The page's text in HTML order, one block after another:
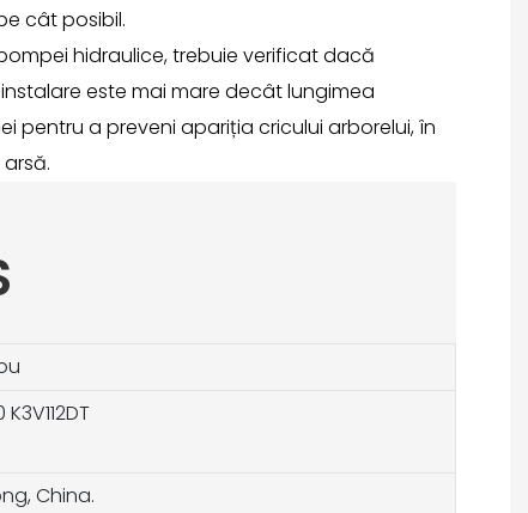
cât posibil.
hidraulice, trebuie verificat dacă
este mai mare decât lungimea
pentru a preveni apariția cricului arborelui, în
K3V112DT
China.